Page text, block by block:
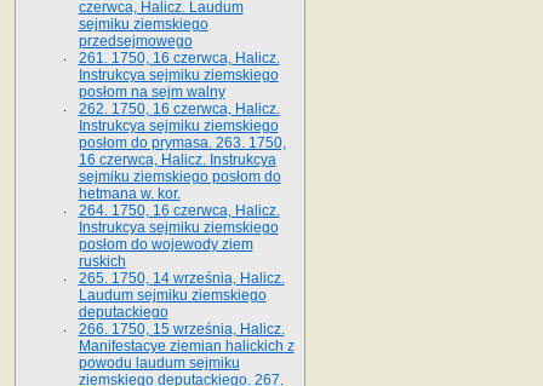
czerwca, Halicz. Laudum
sejmiku ziemskiego
przedsejmowego
261. 1750, 16 czerwca, Halicz.
Instrukcya sejmiku ziemskiego
posłom na sejm walny
262. 1750, 16 czerwca, Halicz.
Instrukcya sejmiku ziemskiego
posłom do prymasa. 263. 1750,
16 czerwca, Halicz. Instrukcya
sejmiku ziemskiego posłom do
hetmana w. kor.
264. 1750, 16 czerwca, Halicz.
Instrukcya sejmiku ziemskiego
posłom do wojewody ziem
ruskich
265. 1750, 14 września, Halicz.
Laudum sejmiku ziemskiego
deputackiego
266. 1750, 15 września, Halicz.
Manifestacye ziemian halickich z
powodu laudum sejmiku
ziemskiego deputackiego. 267.